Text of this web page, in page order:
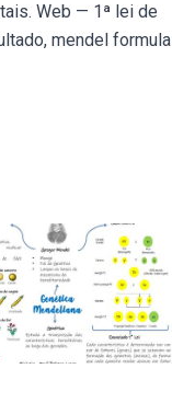
Web — 1ª lei de
mendel formula